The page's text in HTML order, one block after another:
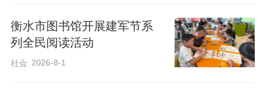
衡水市图书馆开展建军节系
列全民阅读活动
社会 2026-8-1